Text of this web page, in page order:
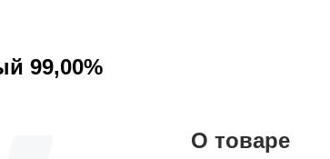
99,00%
О товаре